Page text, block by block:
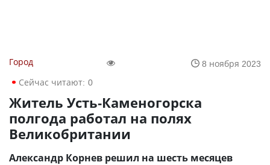
Город
8 ноября 2023
Сейчас читают: 0
Житель Усть-Каменогорска
полгода работал на полях
Великобритании
Александр Корнев решил на шесть месяцев